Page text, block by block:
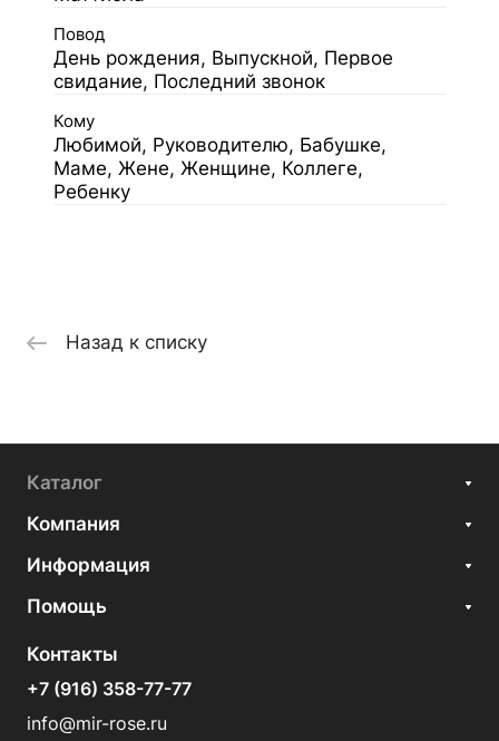
Повод
День рождения, Выпускной, Первое
свидание, Последний звонок
Кому
Любимой, Руководителю, Бабушке,
Маме, Жене, Женщине, Коллеге,
Ребенку
Назад к списку
Каталог
Компания
Информация
Помощь
Контакты
+7 (916) 358-77-77
info@mir-rose.ru